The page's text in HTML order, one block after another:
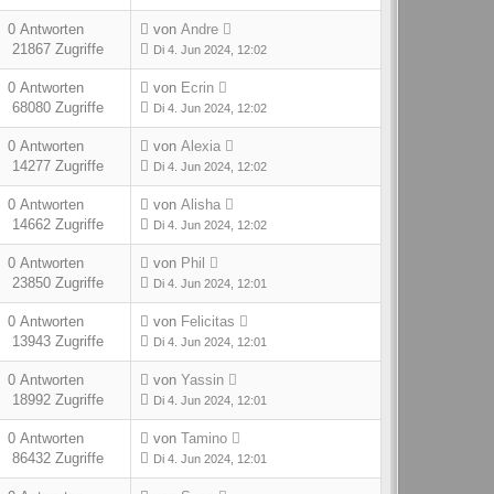
0 Antworten
21867 Zugriffe
von Andre
Di 4. Jun 2024, 12:02
0 Antworten
68080 Zugriffe
von Ecrin
Di 4. Jun 2024, 12:02
0 Antworten
14277 Zugriffe
von Alexia
Di 4. Jun 2024, 12:02
0 Antworten
14662 Zugriffe
von Alisha
Di 4. Jun 2024, 12:02
0 Antworten
23850 Zugriffe
von Phil
Di 4. Jun 2024, 12:01
0 Antworten
13943 Zugriffe
von Felicitas
Di 4. Jun 2024, 12:01
0 Antworten
18992 Zugriffe
von Yassin
Di 4. Jun 2024, 12:01
0 Antworten
86432 Zugriffe
von Tamino
Di 4. Jun 2024, 12:01